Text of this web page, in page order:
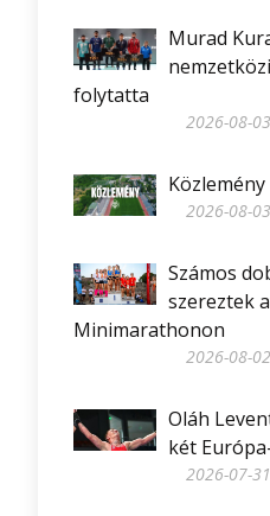
Murad
folytatta
2026-08-03
Közlemény
2026-08-03
Számos
szereztek
Minimarathonon
2026-08-02
Oláh
két
2026-07-31